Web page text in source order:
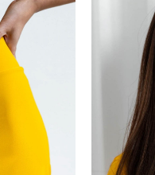
Krótki rękaw